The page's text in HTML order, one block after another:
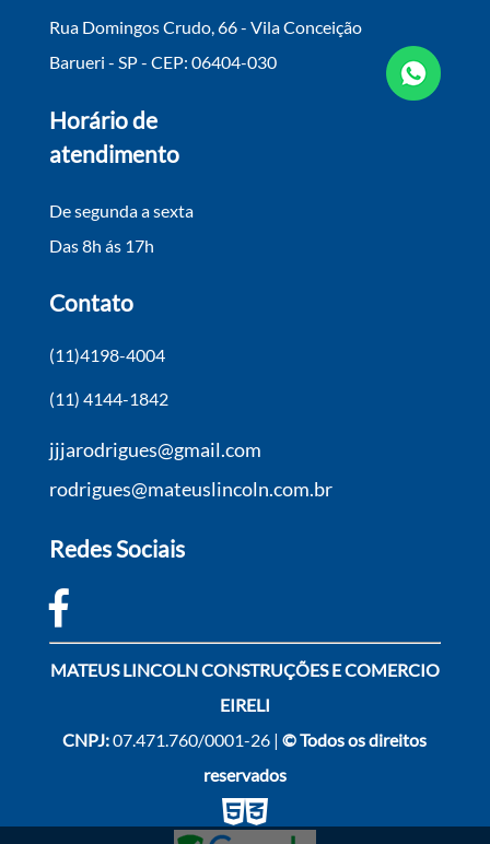
Rua Domingos Crudo, 66 - Vila Conceição
Barueri - SP - CEP: 06404-030
Horário de
atendimento
De segunda a sexta
Das 8h ás 17h
Contato
(11)4198-4004
(11) 4144-1842
jjjarodrigues@gmail.com
rodrigues@mateuslincoln.com.br
Redes Sociais
MATEUS LINCOLN CONSTRUÇÕES E COMERCIO
EIRELI
CNPJ:07.471.760/0001-26 |© Todos os direitos
reservados